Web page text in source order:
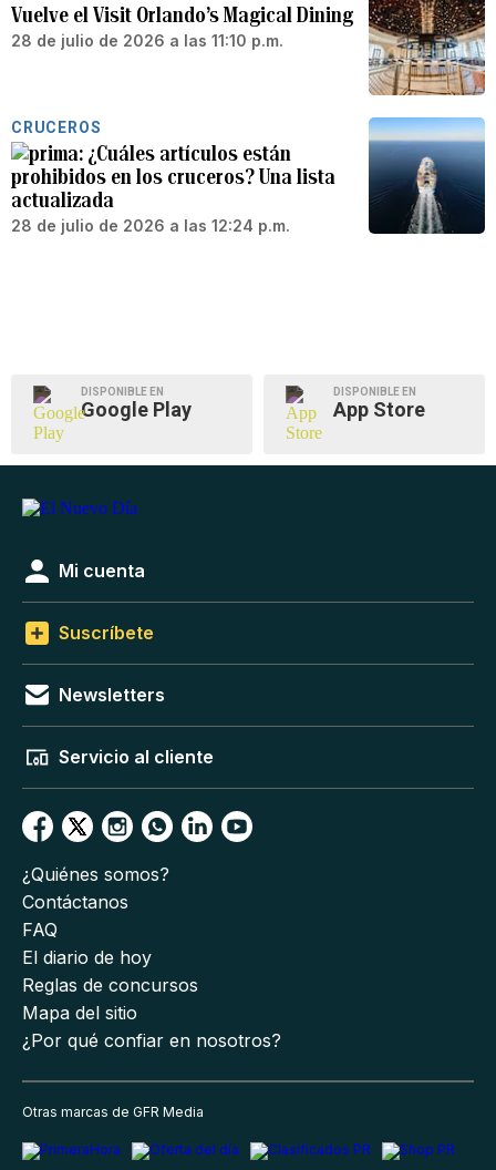
Vuelve el Visit Orlando’s Magical Dining
28 de julio de 2026 a las 11:10 p.m.
CRUCEROS
¿Cuáles artículos están
prohibidos en los cruceros? Una lista
actualizada
28 de julio de 2026 a las 12:24 p.m.
DISPONIBLE EN
Google Play
DISPONIBLE EN
App Store
Mi cuenta
Suscríbete
Newsletters
Servicio al cliente
¿Quiénes somos?
Contáctanos
FAQ
El diario de hoy
Reglas de concursos
Mapa del sitio
¿Por qué confiar en nosotros?
Otras marcas de GFR Media